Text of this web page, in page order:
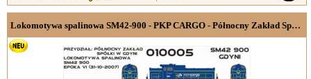
Lokomotywa spalinowa SM42-900 - PKP CARGO - Północny Zakład Spółki w Gdyni, werzja analogowa